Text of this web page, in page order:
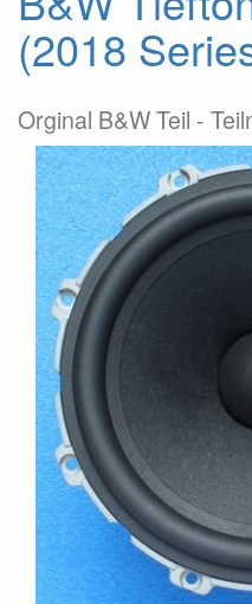
(2018
Orginal B&W Teil -